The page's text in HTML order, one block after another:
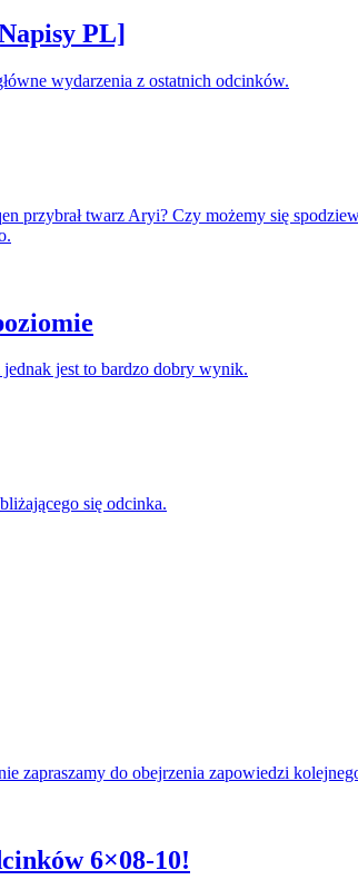
PL]
wydarzenia z ostatnich odcinków.
przybrał twarz Aryi? Czy możemy się
jest to bardzo dobry wynik.
się odcinka.
zapraszamy do obejrzenia zapowiedzi
6×08-10!